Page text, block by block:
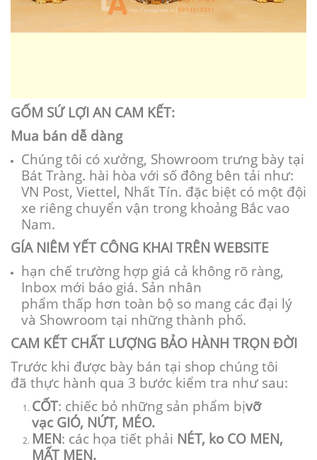
GỐM SỨ LỢI AN CAM KẾT:
Mua bán dễ dàng
Chúng tôi có xưởng, Showroom trưng bày tại
Bát Tràng. hài hòa với số đông bên tải như:
VN Post, Viettel, Nhất Tín. đặc biệt có một đội
xe riêng chuyển vận trong khoảng Bắc vao
Nam.
GÍA NIÊM YẾT CÔNG KHAI TRÊN WEBSITE
hạn chế trường hợp giá cả không rõ ràng,
Inbox mới báo giá. Sản nhân
phẩm thấp hơn toàn bộ so mang các đại lý
và Showroom tại những thành phố.
CAM KẾT CHẤT LƯỢNG BẢO HÀNH TRỌN ĐỜI
Trước khi được bày bán tại shop chúng tôi
đã thực hành qua 3 bước kiểm tra như sau:
CỐT: chiếc bỏ những sản phẩm bịvỡ
vạc GIÓ, NỨT, MÉO.
MEN: các họa tiết phải NÉT, ko CO MEN,
MẤT MEN.